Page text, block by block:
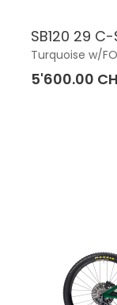
SB120 29
Turquoise w/
5'600.00